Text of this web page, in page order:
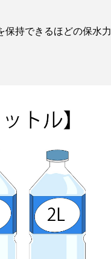
保持できるほどの保水